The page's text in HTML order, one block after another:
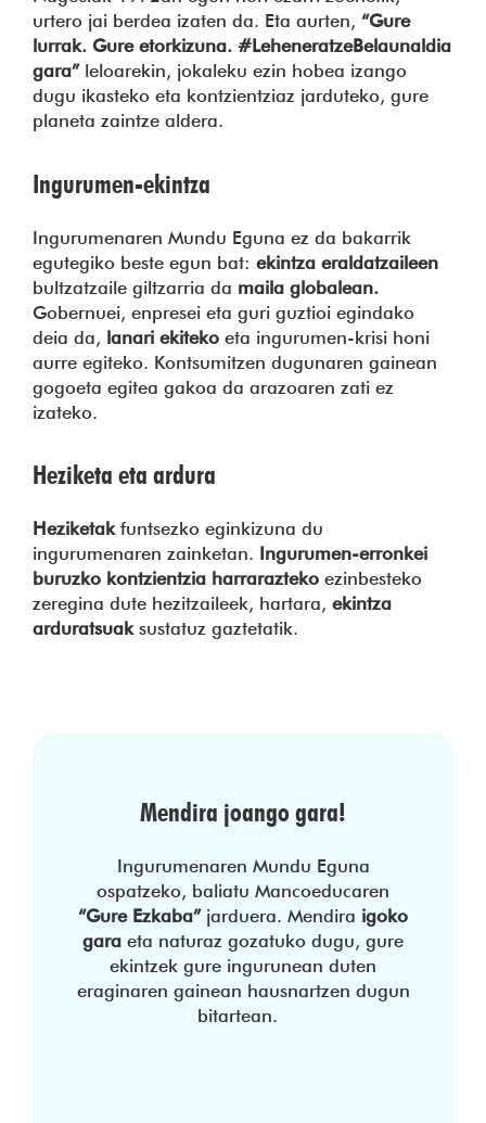
urtero jai berdea izaten da. Eta aurten, “Gure
lurrak. Gure etorkizuna. #LeheneratzeBelaunaldia
gara”leloarekin, jokaleku ezin hobea izango
dugu ikasteko eta kontzientziaz jarduteko, gure
planeta zaintze aldera.
Ingurumen-ekintza
Ingurumenaren Mundu Eguna ez da bakarrik
egutegiko beste egun bat: ekintza eraldatzaileen
bultzatzaile giltzarria da maila globalean.
Gobernuei, enpresei eta guri guztioi egindako
deia da, lanari ekiteko eta ingurumen-krisi honi
aurre egiteko. Kontsumitzen dugunaren gainean
gogoeta egitea gakoa da arazoaren zati ez
izateko.
Heziketa eta ardura
Heziketak funtsezko eginkizuna du
ingurumenaren zainketan. Ingurumen-erronkei
buruzko kontzientzia harrarazteko ezinbesteko
zeregina dute hezitzaileek, hartara, ekintza
arduratsuaksustatuz gaztetatik.
Mendira joango gara!
Ingurumenaren Mundu Eguna
ospatzeko, baliatu Mancoeducaren
“Gure Ezkaba”jarduera. Mendira igoko
gara eta naturaz gozatuko dugu, gure
ekintzek gure ingurunean duten
eraginaren gainean hausnartzen dugun
bitartean.